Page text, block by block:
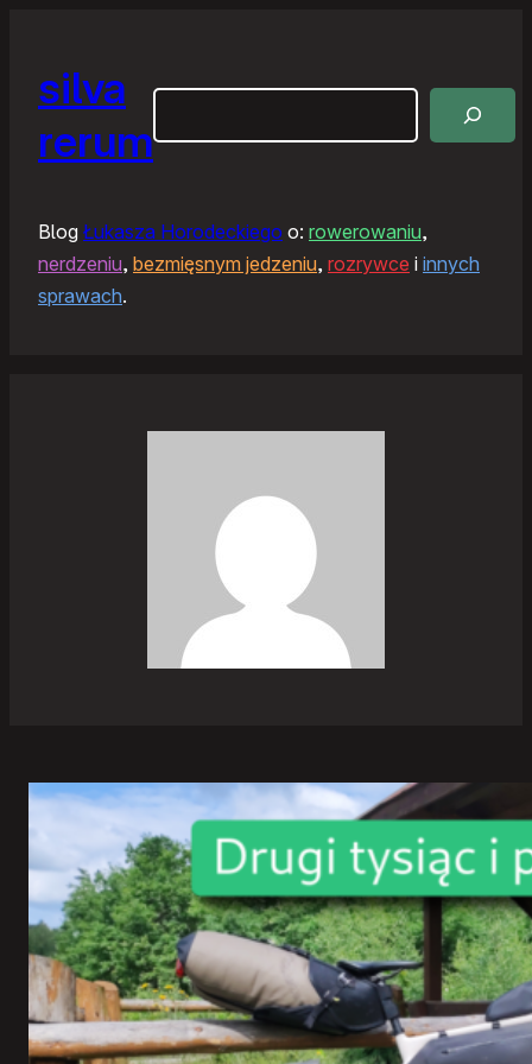
silva
rerum
Blog Łukasza Horodeckiego o: rowerowaniu,
nerdzeniu, bezmięsnym jedzeniu, rozrywce i innych
sprawach.